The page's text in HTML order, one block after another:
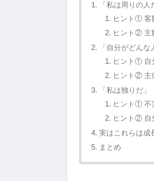
「私は周りの人
ヒント① 客
ヒント② 主
「自分がどんな
ヒント① 自
ヒント② 主
「私は独りだ」
ヒント① 不
ヒント② 自
実はこれらは成
まとめ